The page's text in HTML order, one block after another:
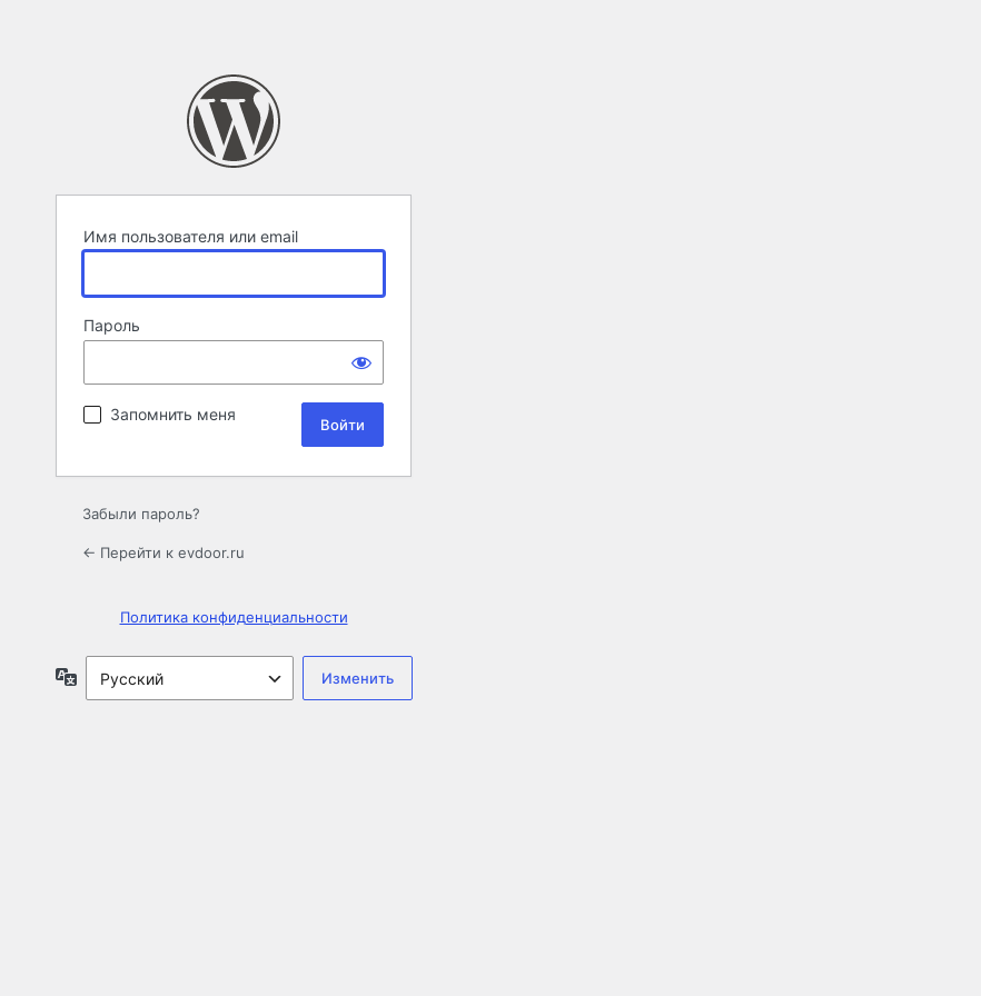
Имя пользователя или email
Пароль
Запомнить меня
Забыли пароль?
← Перейти к evdoor.ru
Политика конфиденциальности
Язык